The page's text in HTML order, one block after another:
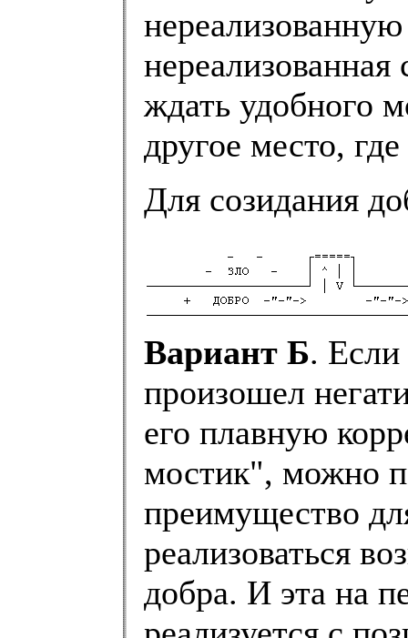
нереализованная
ждать удобного
другое место,
Для созидания
Вариант Б. Если
произошел
его плавную
мостик", можно
преимущество
реализоваться
добра. И эта на